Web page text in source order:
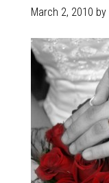
March 2, 2010 by